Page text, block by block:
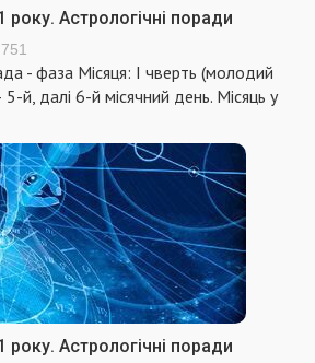
року. Астрологічні поради
751
- фаза Місяця: I чверть (молодий
й, далі 6-й місячний день. Місяць у
року. Астрологічні поради